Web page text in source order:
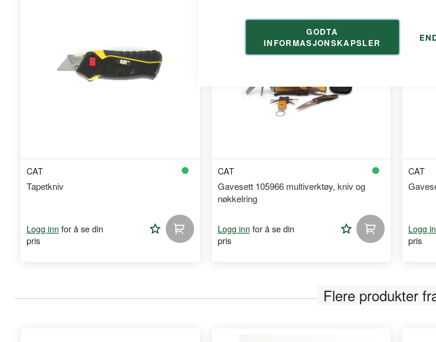
GODTA
INFORMASJONSKAPSLER
CAT
Tapetkniv
Logg inn for å se din
pris
Legg
CAT
Gavesett 105966 multiverktøy, kniv og
nøkkelring
Logg inn for å se din
pris
Legg
CAT
Logg
pris
Flere produkter